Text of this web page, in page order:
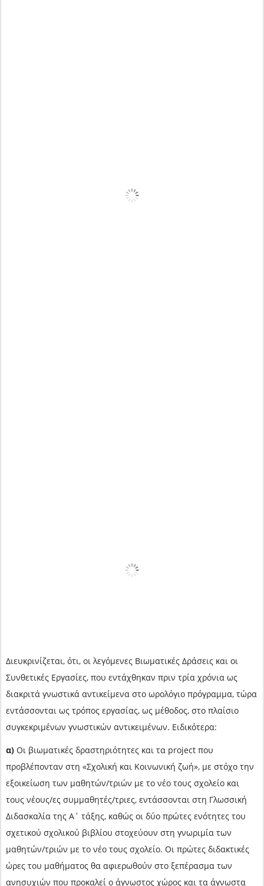
Διευκρινίζεται, ότι, οι λεγόμενες Βιωματικές Δράσεις και οι
Συνθετικές Εργασίες, που εντάχθηκαν πριν τρία χρόνια ως
διακριτά γνωστικά αντικείμενα στο ωρολόγιο πρόγραμμα, τώρα
εντάσσονται ως τρόπος εργασίας, ως μέθοδος, στο πλαίσιο
συγκεκριμένων γνωστικών αντικειμένων. Ειδικότερα:
α) Οι βιωματικές δραστηριότητες και τα project που
προβλέπονταν στη «Σχολική και Κοινωνική ζωή», με στόχο την
εξοικείωση των μαθητών/τριών με το νέο τους σχολείο και
τους νέους/ες συμμαθητές/τριες, εντάσσονται στη Γλωσσική
Διδασκαλία της Α΄ τάξης, καθώς οι δύο πρώτες ενότητες του
σχετικού σχολικού βιβλίου στοχεύουν στη γνωριμία των
μαθητών/τριών με το νέο τους σχολείο. Οι πρώτες διδακτικές
ώρες του μαθήματος θα αφιερωθούν στο ξεπέρασμα των
ανησυχιών που προκαλεί ο άγνωστος χώρος και τα άγνωστα